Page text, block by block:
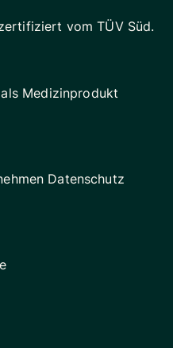
vom TÜV Süd.
Medizinprodukt
Datenschutz